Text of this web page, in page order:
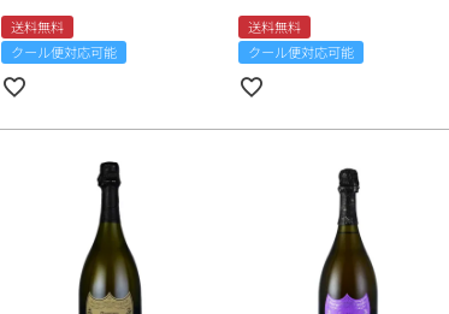
ルイ・ロデレール
スクリーミング・
送料無料
クール便対応可能
送料無料
クール便対応可能